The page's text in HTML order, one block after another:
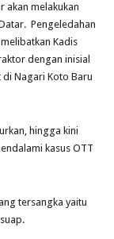
akan melakukan
Pengeledahan
Kadis
dengan inisial
Nagari Koto Baru
hingga kini
kasus OTT
tersangka yaitu